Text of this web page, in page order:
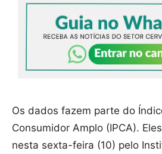
Os dados fazem parte do
Consumidor Amplo (IPCA).
nesta sexta-feira (10) pelo